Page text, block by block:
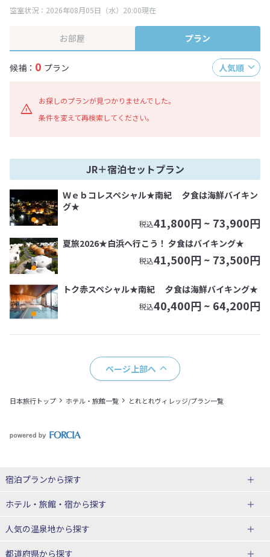
※表示されている旅行代金・プラン内容は一定時間ごとに更新されます。最
空室状況：2026年08月05日（水）20:00現在
お部屋 プラン
候補： 0 プラン 人気順
お探しのプランが見つかりませんでした。
条件を変えて再検索してください。
JR＋宿泊セットプラン
Ｗｅｂコレスペシャル★南紀 夕食は海鮮バイキン
グ★
税込41,800円 ~ 73,900円
夏旅2026★白浜へ行こう！ 夕食はバイキング★
税込41,500円 ~ 73,500円
トク赤スペシャル★南紀 夕食は海鮮バイキング★
税込40,400円 ~ 64,200円
ページ上部へ
日本旅行トップ ホテル・旅館一覧 とれとれヴィレッジ/プラン一覧
宿泊プランから探す
北海道
東北
青森県
ホテル・旅館・宿から探す
北海道ホテル・旅館
人気の温泉地から探す
北海道
都道府県から探す